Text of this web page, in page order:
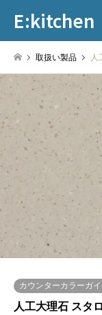
E:kitchen
取扱い製品 人
カウンターカラーガイ
人工大理石 スタ